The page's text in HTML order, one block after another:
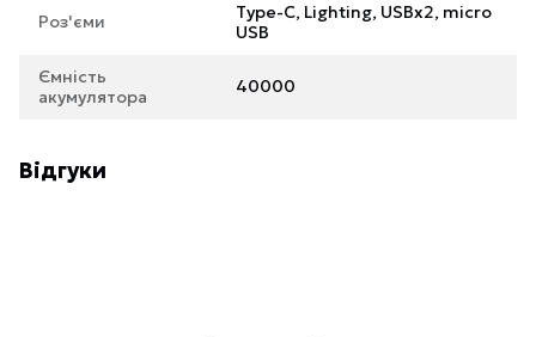
Роз'єми
Type-C, Lighting, USBx2, micro
USB
Ємність
акумулятора
40000
Відгуки